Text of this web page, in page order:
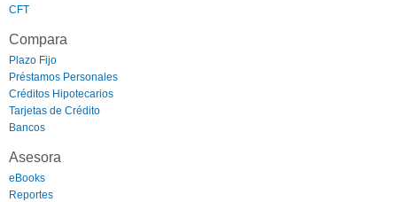
CFT
Compara
Plazo Fijo
Préstamos Personales
Créditos Hipotecarios
Tarjetas de Crédito
Bancos
Asesora
eBooks
Reportes